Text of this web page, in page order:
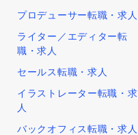
プロデューサー転職・求人
ライター／エディター転
職・求人
セールス転職・求人
イラストレーター転職・求
人
バックオフィス転職・求人